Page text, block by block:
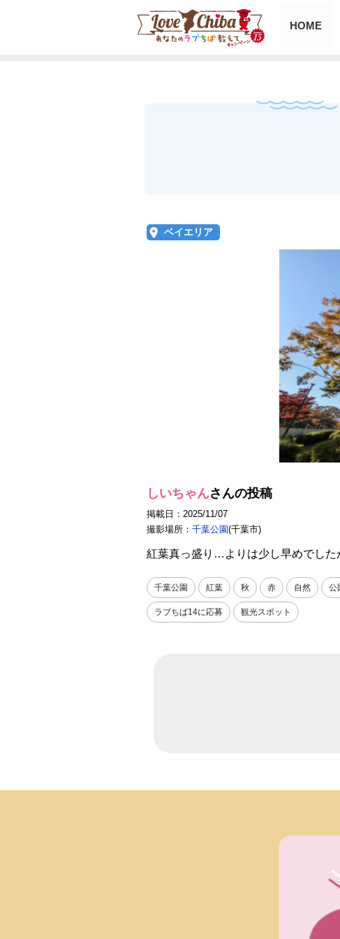
HOME
ベイエリア
しいちゃんさんの投稿
掲載日：2025/11/07
撮影場所： 千葉公園(千葉市)
紅葉真っ盛り…よりは少し早めでし
千葉公園 紅葉 秋 赤 自然 公
ラブちば14に応募 観光スポット